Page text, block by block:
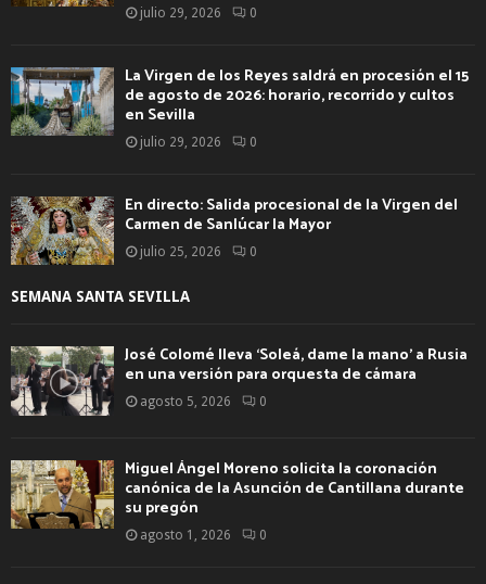
julio 29, 2026 0
La Virgen de los Reyes saldrá en procesión el 15
de agosto de 2026: horario, recorrido y cultos
en Sevilla
julio 29, 2026 0
En directo: Salida procesional de la Virgen del
Carmen de Sanlúcar la Mayor
julio 25, 2026 0
SEMANA SANTA SEVILLA
José Colomé lleva ‘Soleá, dame la mano’ a Rusia
en una versión para orquesta de cámara
agosto 5, 2026 0
Miguel Ángel Moreno solicita la coronación
canónica de la Asunción de Cantillana durante
su pregón
agosto 1, 2026 0